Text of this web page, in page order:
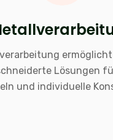
Lösungen
und individuelle